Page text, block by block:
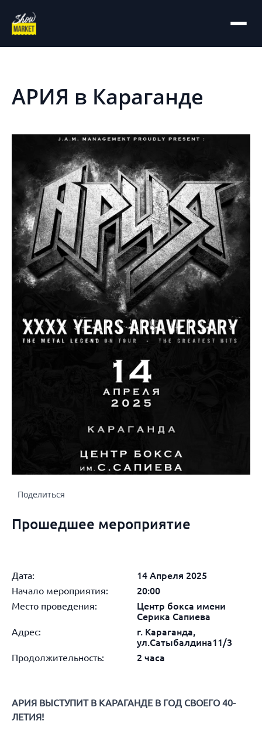
АРИЯ в Караганде
Поделиться
Прошедшее мероприятие
Дата:
14 Апреля 2025
Начало мероприятия:
20:00
Место проведения:
Центр бокса имени
Серика Сапиева
Адрес:
г. Караганда,
ул.Сатыбалдина11/3
Продолжительность:
2 часа
АРИЯ ВЫСТУПИТ В КАРАГАНДЕ В ГОД СВОЕГО 40-
ЛЕТИЯ!